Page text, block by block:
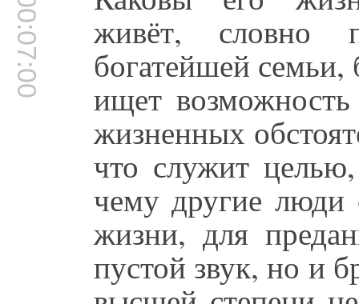
00:07:00 живёт,
богатейшей семьи,
ищет
жизненных
что служит
чему другие люди
жизни, для
пустой звук, но и